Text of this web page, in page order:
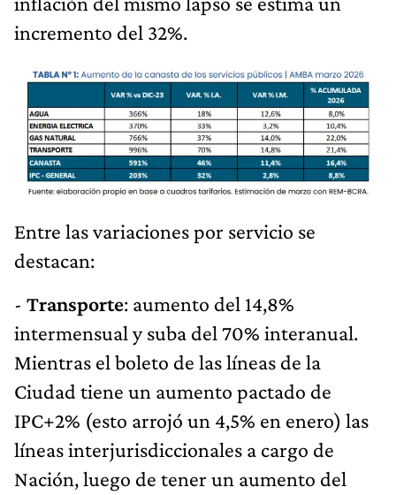
incremento del 32%.
Entre las variaciones por servicio se
destacan:
- Transporte: aumento del 14,8%
intermensual y suba del 70% interanual.
Mientras el boleto de las líneas de la
Ciudad tiene un aumento pactado de
IPC+2% (esto arrojó un 4,5% en enero) las
líneas interjurisdiccionales a cargo de
Nación, luego de tener un aumento del